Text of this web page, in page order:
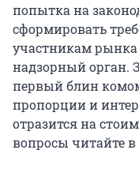
попытка на
сформировать
участникам
надзорный орган.
первый блин
пропорции и
отразится на
вопросы читайте